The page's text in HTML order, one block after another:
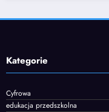
Kategorie
Cyfrowa
edukacja przedszkolna